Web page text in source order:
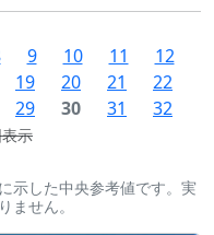
9 10 11
12
19 20 21
22
29 30 31
32
示
示した中央参考値です。実
ません。